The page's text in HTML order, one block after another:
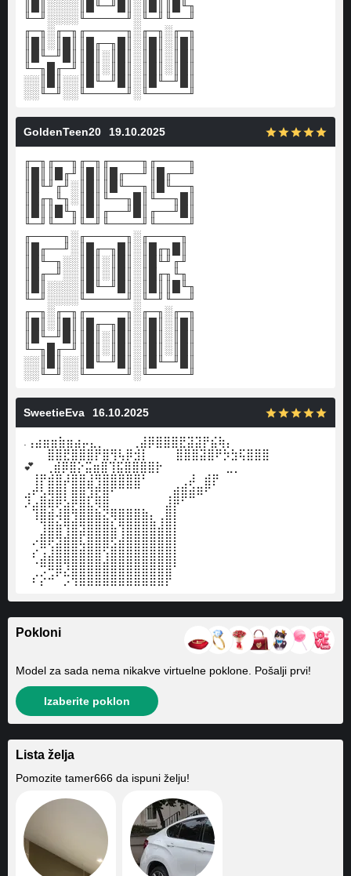
║█║░░░░║█╙─╜█║░║█║║█╙╖
╙─╜░░░░╙─────╜░╙─╜╙──╜
╓─╖░╓─╖╓─────╖░╓─╖░╓─╖
║█║░║█║║█╓─╖█║░║█║░║█║
║█╙─╜█║║█║░║█║░║█║░║█║
╙─╖█╓─╜║█║░║█║░║█║░║█║
░░║█║░░║█╙─╜█║░║█╙─╜█║
░░╙─╜░░╙─────╜░╙─────╜
GoldenTeen20 19.10.2025
╓─╖╓──╖╓─╖╓────╖╓────╖
║█║║█╓╜║█║║█╓──╜║█╓──╜
║█╙╜╓╜░║█║║█╙──╖║█╙──╖
║█╓╖╙╖░║█║╙──╖█║╙──╖█║
║█║║█╙╖║█║╓──╜█║╓──╜█║
╙─╜╙──╜╙─╜╙────╜╙────╜
╓────╖░╓─────╖░╓────╖
║█╓──╜░║█╓─╖█║░║█╓╖█║
║█╙─╖░░║█║░║█║░║█╙╜╓╜
║█╓─╜░░║█║░║█║░║█╓╖╙╖
║█║░░░░║█╙─╜█║░║█║║█╙╖
╙─╜░░░░╙─────╜░╙─╜╙──╜
╓─╖░╓─╖╓─────╖░╓─╖░╓─╖
║█║░║█║║█╓─╖█║░║█║░║█║
║█╙─╜█║║█║░║█║░║█║░║█║
╙─╖█╓─╜║█║░║█║░║█║░║█║
░░║█║░░║█╙─╜█║░║█╙─╜█║
░░╙─╜░░╙─────╜░╙─────╜
SweetieEva 16.10.2025
.⢠⣴⣶⣶⣷⣶⣴⡤⣄⡀ ⠀⠀⠀⢀⣼⡿⣿⣿⣿⣟⣽⣽⡟⣮⢷⡄
⠀⠀⠀⣿⣿⣟⣿⣿⣿⡟⣿⢻⢧⡿⣺⡇ ⠀⠀⠀⣿⣿⣿⣽⣿⠟⡳⣳⢯⣿⣿⣿⠀⠀⠀⠀⠀⠀ ⠀
💕 ⠀⢀⣾⡿⣿⡕⣭⣶⣿⢹⣯⣿⣿⣿⣿⡗⠀⠀⠀⠀⠀⠀⠀⠀⣀⡀
⠀⢸⡟⣾⣿⡼⣿⣿⣼⢻⣿⣿⣿⣿⣿⠃⠀⠀⠀⠀⢀⡼⠀⣾⡟
⣠⠞⣣⢿⣿⡇⣿⣿⣹⣟⣿⠋⠉⠉⠉⠀⠀⠀⢀⣾⣿⣾⠿⠋
⠜⣴⣿⢿⢟⣵⣟⣿⣧⡻⣿⣀⣀⣀⣀⡀⠀⠀⣼⡟⠁
⠀⠸⣿⣿⡺⣿⣹⣿⣿⣿⣮⡻⣿⣿⣿⣿⣆⢠⣿⡇
⠀⠀⣸⣿⣿⢹⣿⣽⣿⣿⣿⣷⢹⣿⣿⣿⣿⣾⣿⡇
⠀⠔⣿⢟⣽⣿⣿⢧⣿⣿⣿⣫⣾⣿⣿⣿⣿⣿⣿⡇
⠀⠎⣰⣼⣿⣿⣿⣿⣿⣿⢱⣿⣿⣿⣿⣿⣿⣿⣿⡇
⠀⠈⢛⠿⣿⡹⣿⣿⣿⣿⣿⣿⣿⣿⣿⣿⣿⣿⣿⠃⠀⠀⠀⠀
⠀⠎⡕⠚⠁⡩⢻⣿⣿⣿⣿⣿⣿⣿⣿⣿⣿⣿⡟
Pokloni
Model za sada nema nikakve virtuelne poklone. Pošalji prvi!
Izaberite poklon
Lista želja
Pomozite tamer666 da ispuni želju!